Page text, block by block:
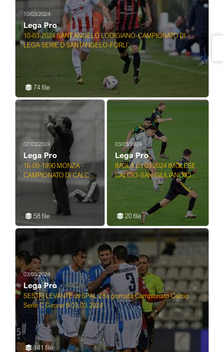
10/03/2024
Lega Pro
10-03-2024 SANT'ANGELO LODIGIANO-CAMPIONATO DI
LEGA SERIE D SANTANGELO-FORLI'
74 file
07/03/2024
Lega Pro
16-09-1990 MONZA -
CAMPIONATO DI CALCIO
SERIE C1 MONZA-
BARACCA LUGO 1-0
58 file
03/03/2024
Lega Pro
IMOLA 03 03 2024 IMOLESE
CALCIO-SAN GIULIANO CITY
20 file
03/03/2024
Lega Pro
SESTRI LEVANTE vs SPAL 28a giornata Campionato Calcio
Serie C Girone B 03.03.2024
141 file